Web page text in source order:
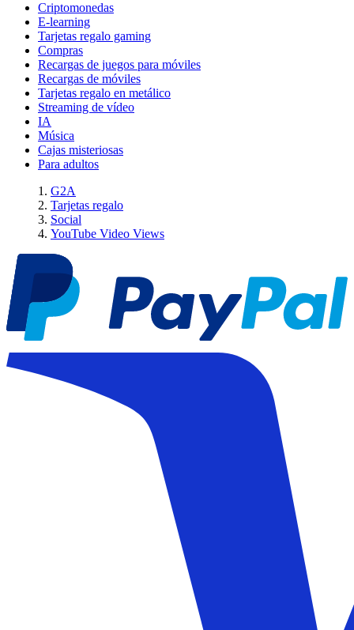
Criptomonedas
E-learning
Tarjetas regalo gaming
Compras
Recargas de juegos para móviles
Recargas de móviles
Tarjetas regalo en metálico
Streaming de vídeo
IA
Música
Cajas misteriosas
Para adultos
G2A
Tarjetas regalo
Social
YouTube Video Views